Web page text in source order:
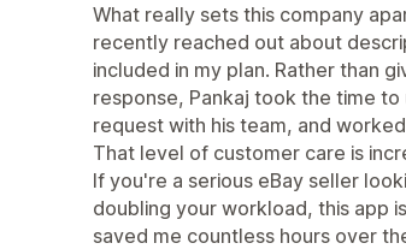
What really sets this company
recently reached out about
included in my plan. Rather than
response, Pankaj took the time
request with his team, and
That level of customer care is
If you're a serious eBay seller
doubling your workload, this app
saved me countless hours over